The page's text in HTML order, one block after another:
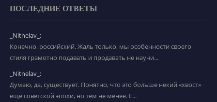
ПОСЛЕДНИЕ ОТВЕТЫ
_Nitnelav_:
Конечно, российский. Жаль только, мы особенности своего
стиля грамотно подавать и продавать не научи...
_Nitnelav_:
Думаю, да, существует. Понятно, что это больше некий «хвост»
еще советской эпохи, но тем не менее. Е...